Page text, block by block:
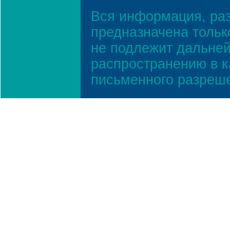
Вся информация,
предназначена
не подлежит
распространению в
письменного